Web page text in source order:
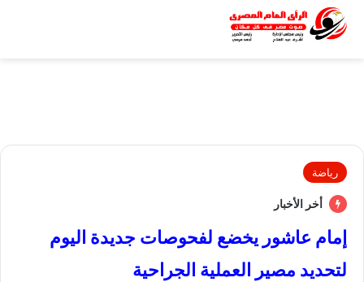
رياضة
أخر الأخبار
إمام عاشور يخضع لفحوصات جديدة اليوم
لتحديد مصير العملية الجراحية